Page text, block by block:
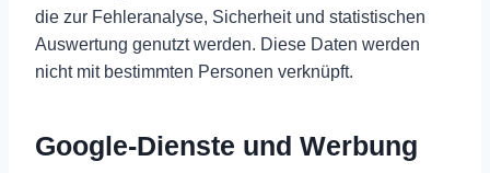
die zur Fehleranalyse, Sicherheit und statistischen
Auswertung genutzt werden. Diese Daten werden
nicht mit bestimmten Personen verknüpft.
Google-Dienste und Werbung